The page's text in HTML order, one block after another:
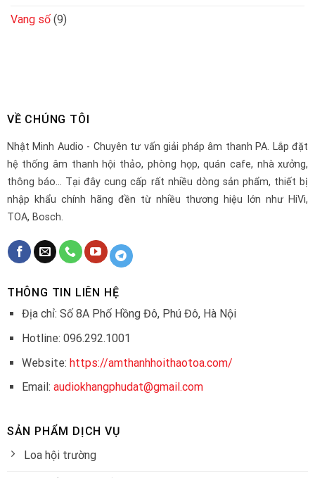
Vang số (9)
VỀ CHÚNG TÔI
Nhật Minh Audio - Chuyên tư vấn giải pháp âm thanh PA. Lắp đặt
hệ thống âm thanh hội thảo, phòng họp, quán cafe, nhà xưởng,
thông báo... Tại đây cung cấp rất nhiều dòng sản phẩm, thiết bị
nhập khẩu chính hãng đền từ nhiều thương hiệu lớn như HiVi,
TOA, Bosch.
THÔNG TIN LIÊN HỆ
Địa chỉ: Số 8A Phố Hồng Đô, Phú Đô, Hà Nội
Hotline: 096.292.1001
Website: https://amthanhhoithaotoa.com/
Email: audiokhangphudat@gmail.com
SẢN PHẨM DỊCH VỤ
Loa hội trường